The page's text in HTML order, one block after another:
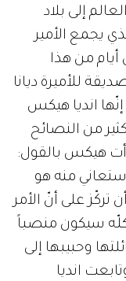
إلى بلاد
يجمع الأمير
أيام من هذا
للأميرة ديانا
في زفافها في العام 1981. إنّها انديا هيكس
من النصائح
هيكس بالقول:
منه هو
تركّز على أنّ الأمر
كلّه سيكون منصباً
وحبيبها إلى
انديا